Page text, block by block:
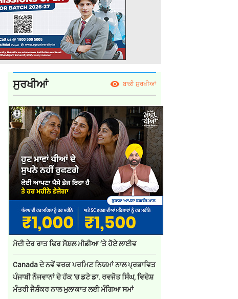
ਸੁਰਖੀਆਂ ਬਾਕੀ ਸੁਰਖੀਆਂ
ਮੋਦੀ ਦੇਰ ਰਾਤ ਫਿਰ ਸੋਸ਼ਲ ਮੀਡੀਆ ’ਤੇ ਹੋਏ ਲਾਈਵ
Canada ਦੇ ਨਵੇਂ ਵਰਕ ਪਰਮਿਟ ਨਿਯਮਾਂ ਨਾਲ ਪ੍ਰਭਾਵਿਤ
ਪੰਜਾਬੀ ਨੌਜਵਾਨਾਂ ਦੇ ਹੱਕ 'ਚ ਡਟੇ ਡਾ. ਰਵਜੋਤ ਸਿੰਘ, ਵਿਦੇਸ਼
ਮੰਤਰੀ ਜੈਸ਼ੰਕਰ ਨਾਲ ਮੁਲਾਕਾਤ ਲਈ ਮੰਗਿਆ ਸਮਾਂ